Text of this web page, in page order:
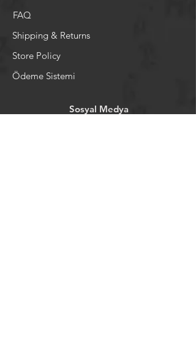
FAQ
Shipping & Returns
Store Policy
Ödeme Sistemi
Sosyal Medya